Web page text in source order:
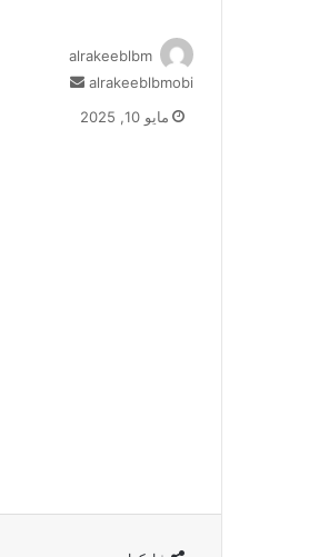
alrakeeblbm
alrakeeblbmobi
أرسل
مايو 10, 2025